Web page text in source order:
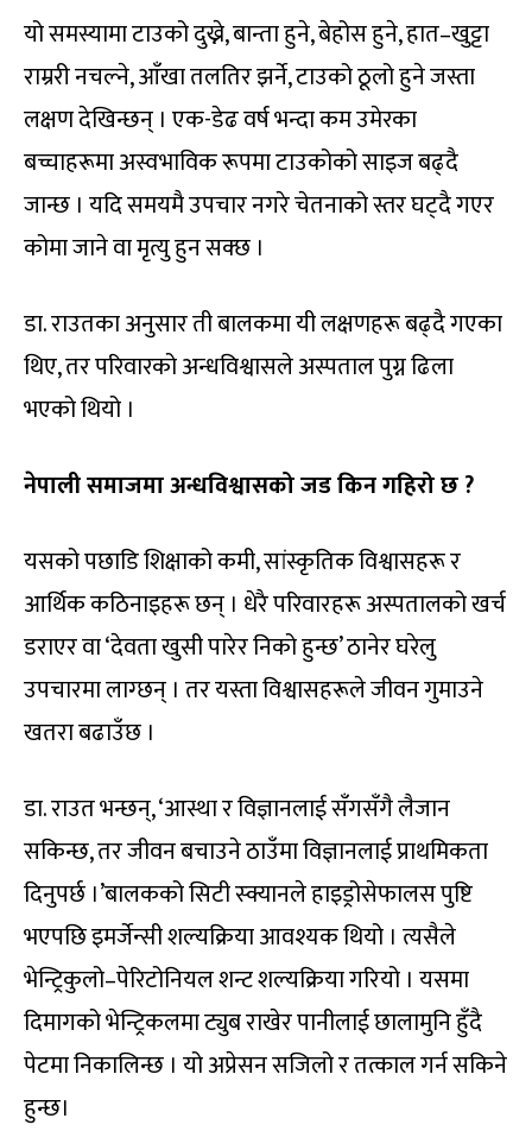
यो समस्यामा टाउको दुख्ने, बान्ता हुने, बेहोस हुने, हात–खुट्टा
राम्ररी नचल्ने, आँखा तलतिर झर्ने, टाउको ठूलो हुने जस्ता
लक्षण देखिन्छन् । एक-डेढ वर्ष भन्दा कम उमेरका
बच्चाहरूमा अस्वभाविक रूपमा टाउकोको साइज बढ्दै
जान्छ । यदि समयमै उपचार नगरे चेतनाको स्तर घट्दै गएर
कोमा जाने वा मृत्यु हुन सक्छ ।
डा. राउतका अनुसार ती बालकमा यी लक्षणहरू बढ्दै गएका
थिए, तर परिवारको अन्धविश्वासले अस्पताल पुग्न ढिला
भएको थियो ।
नेपाली समाजमा अन्धविश्वासको जड किन गहिरो छ ?
यसको पछाडि शिक्षाको कमी, सांस्कृतिक विश्वासहरू र
आर्थिक कठिनाइहरू छन् । धेरै परिवारहरू अस्पतालको खर्च
डराएर वा ‘देवता खुसी पारेर निको हुन्छ’ ठानेर घरेलु
उपचारमा लाग्छन् । तर यस्ता विश्वासहरूले जीवन गुमाउने
खतरा बढाउँछ ।
डा. राउत भन्छन्, ‘आस्था र विज्ञानलाई सँगसँगै लैजान
सकिन्छ, तर जीवन बचाउने ठाउँमा विज्ञानलाई प्राथमिकता
दिनुपर्छ ।’बालकको सिटी स्क्यानले हाइड्रोसेफालस पुष्टि
भएपछि इमर्जेन्सी शल्यक्रिया आवश्यक थियो । त्यसैले
भेन्ट्रिकुलो–पेरिटोनियल शन्ट शल्यक्रिया गरियो । यसमा
दिमागको भेन्ट्रिकलमा ट्युब राखेर पानीलाई छालामुनि हुँदै
पेटमा निकालिन्छ । यो अप्रेसन सजिलो र तत्काल गर्न सकिने
हुन्छ।